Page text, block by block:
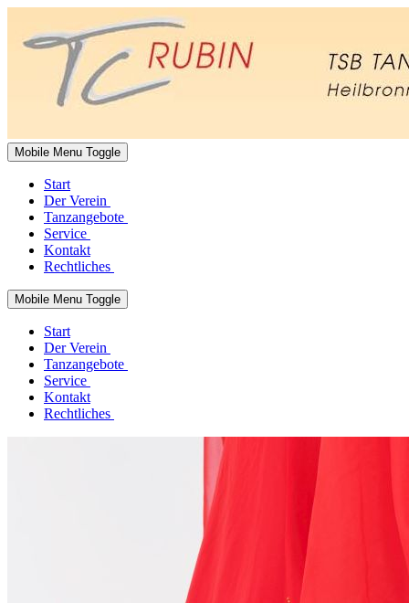
Mobile Menu Toggle
Start
Der Verein
Tanzangebote
Service
Kontakt
Rechtliches
Mobile Menu Toggle
Start
Der Verein
Tanzangebote
Service
Kontakt
Rechtliches